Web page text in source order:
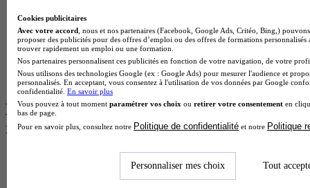
BTS Domotique en alternance
BAC Pro Agora en alternance
BTS Sta en alternance
BTS Iris en alternance
BTS Tpl en alternance
BTS Ati en alternance
Les diplômes par filière les plus
recherchés
Cookies publicitaires
Avec votre accord , nous et nos partenaires (Facebook, Google Ads, Critéo, Bing,)
proposer des publicités pour des offres d’emploi ou des offres de formations
trouver rapidement un emploi ou une formation.
Nos partenaires personnalisent ces publicités en fonction de votre navigation, de votre
Nous utilisons des technologies Google (ex : Google Ads) pour mesurer l'audience et
personnalisés. En acceptant, vous consentez à l'utilisation de vos données par Google
confidentialité. En savoir plus
Vous pouvez à tout moment paramétrer vos choix ou retirer votre consentement en
bas de page.
Pour en savoir plus, consultez notre Politique de confidentialité et notre Politique
Personnaliser mes choix Tout